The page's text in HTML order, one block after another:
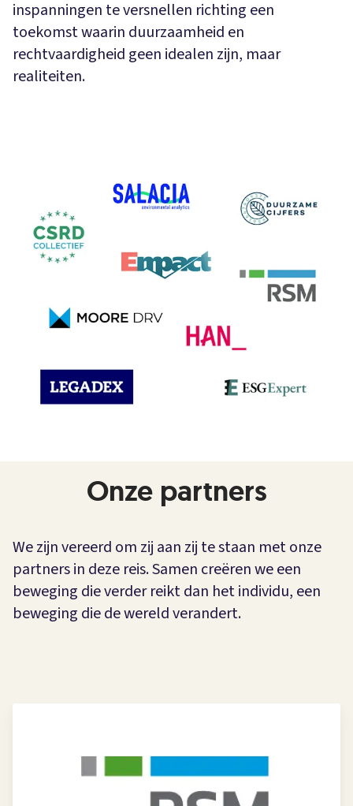
inspanningen te versnellen richting een
toekomst waarin duurzaamheid en
rechtvaardigheid geen idealen zijn, maar
realiteiten.
Onze partners
We zijn vereerd om zij aan zij te staan met onze
partners in deze reis. Samen creëren we een
beweging die verder reikt dan het individu, een
beweging die de wereld verandert.